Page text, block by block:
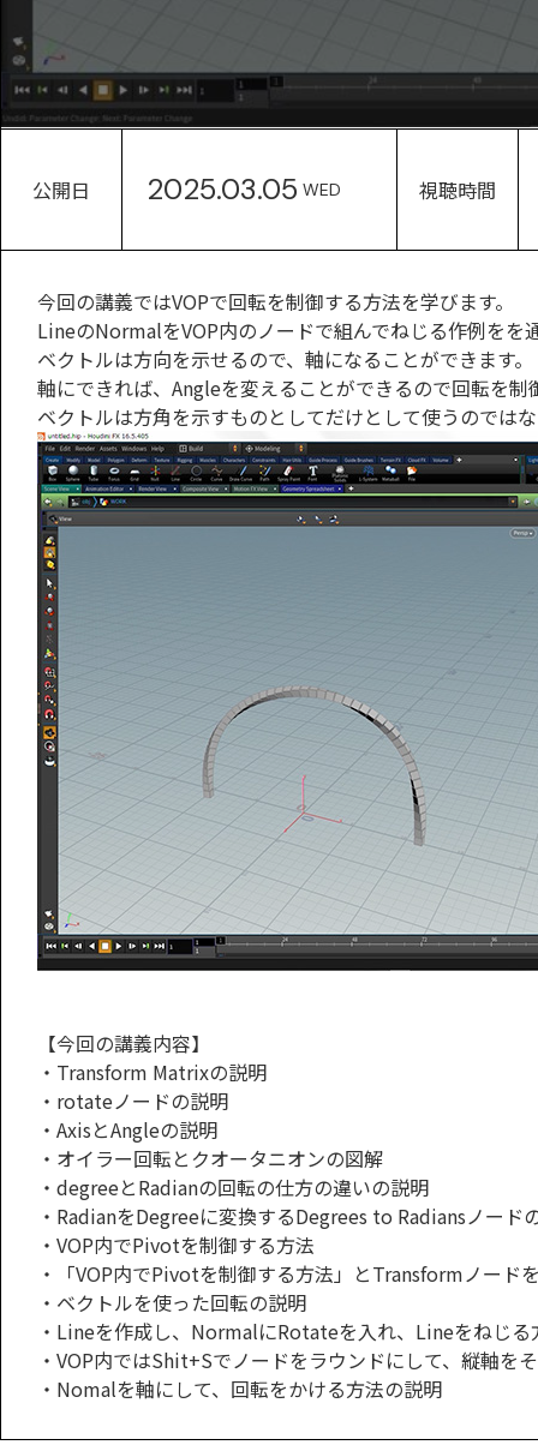
公開日 2025.03.05 WED 視聴時間
今回の講義ではVOPで回転を制御する方法を学びます。
LineのNormalをVOP内のノードで組んでねじる作例をを
ベクトルは方向を示せるので、軸になることができます。
軸にできれば、Angleを変えることができるので回転を制
ベクトルは方角を示すものとしてだけとして使うのでは
【今回の講義内容】
・Transform Matrixの説明
・rotateノードの説明
・AxisとAngleの説明
・オイラー回転とクオータニオンの図解
・degreeとRadianの回転の仕方の違いの説明
・RadianをDegreeに変換するDegrees to Radiansノード
・VOP内でPivotを制御する方法
・「VOP内でPivotを制御する方法」とTransformノード
・ベクトルを使った回転の説明
・Lineを作成し、NormalにRotateを入れ、Lineをねじる
・VOP内ではShit+Sでノードをラウンドにして、縦軸を
・Nomalを軸にして、回転をかける方法の説明